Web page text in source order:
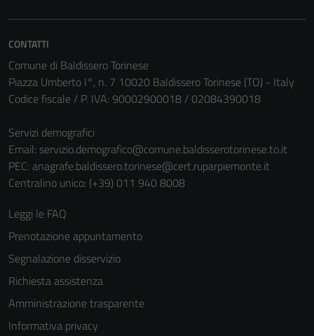
CONTATTI
Comune di Baldissero Torinese
Piazza Umberto I°, n. 7 10020 Baldissero Torinese (TO) - Italy
Codice fiscale / P. IVA: 90002900018 / 02084390018
Servizi demografici
Email: servizio.demografico@comune.baldisserotorinese.to.it
PEC: anagrafe.baldissero.torinese@cert.ruparpiemonte.it
Centralino unico: (+39) 011 940 8008
Leggi le FAQ
Prenotazione appuntamento
Segnalazione disservizio
Richiesta assistenza
Amministrazione trasparente
Informativa privacy
non raccolgono